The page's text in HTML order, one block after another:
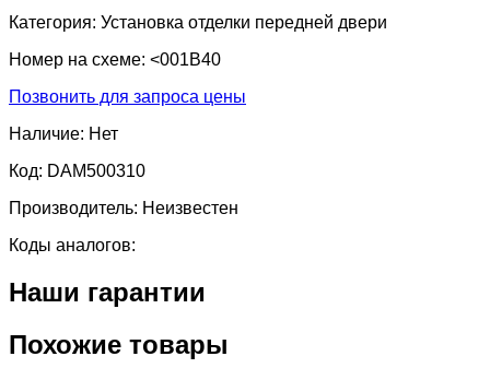
Категория: Установка отделки передней двери
Номер на схеме: <001B40
Позвонить для запроса цены
Наличие: Нет
Код: DAM500310
Производитель: Неизвестен
Коды аналогов:
Наши гарантии
Похожие товары